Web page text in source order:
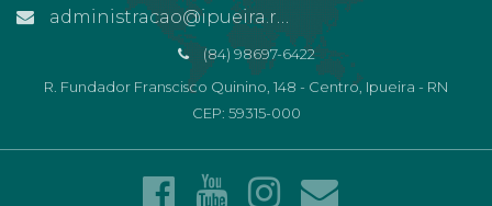
administracao@ipueira.rn.gov.br
(84) 98697-6422
R. Fundador Franscisco Quinino, 148 - Centro, Ipueira - RN
CEP: 59315-000